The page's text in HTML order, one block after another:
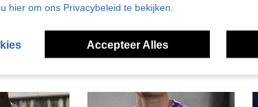
hier om ons Privacybeleid te bekijken.
Accepteer Alles